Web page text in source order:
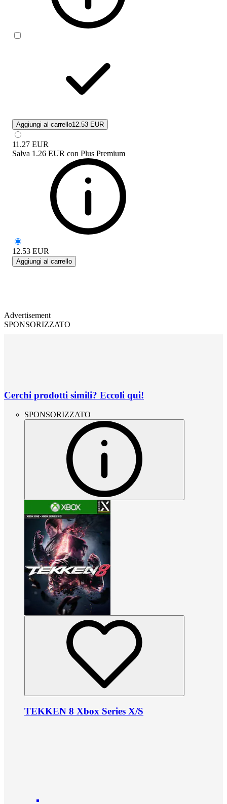
Aggiungi al carrello12.53 EUR
11.27 EUR
Salva 1.26 EUR con Plus Premium
12.53 EUR
Aggiungi al carrello
Advertisement
SPONSORIZZATO
Cerchi prodotti simili? Eccoli qui!
SPONSORIZZATO
TEKKEN 8 Xbox Series X/S